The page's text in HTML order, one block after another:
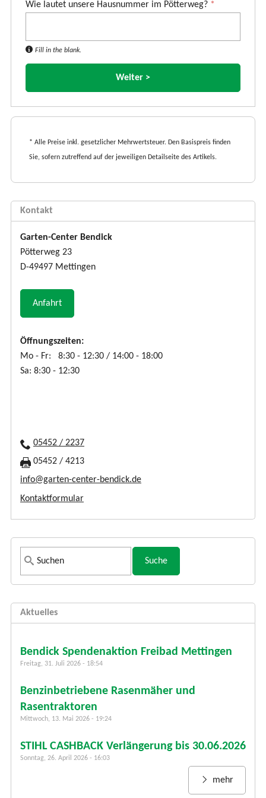
Wie lautet unsere Hausnummer im Pötterweg? *
Fill in the blank.
* Alle Preise inkl. gesetzlicher Mehrwertsteuer. Den Basispreis finden
Sie, sofern zutreffend auf der jeweiligen Detailseite des Artikels.
Kontakt
Garten-Center Bendick
Pötterweg 23
D-49497 Mettingen
Anfahrt
Öffnungszeiten:
Mo - Fr: 8:30 - 12:30 / 14:00 - 18:00
Sa: 8:30 - 12:30
05452 / 2237
05452 / 4213
info@garten-center-bendick.de
Kontaktformular
S
u
h
f
r
m
l
a
r
Aktuelles
Bendick Spendenaktion Freibad Mettingen
Freitag, 31. Juli 2026 - 18:54
Benzinbetriebene Rasenmäher und
Rasentraktoren
Mittwoch, 13. Mai 2026 - 19:24
STIHL CASHBACK Verlängerung bis 30.06.2026
Sonntag, 26. April 2026 - 16:03
mehr